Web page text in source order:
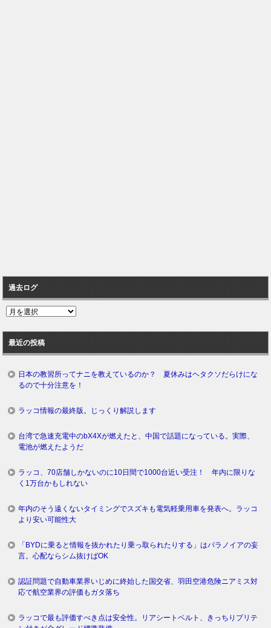
過去ログ
過
ロ
グ
最近の投稿
日本の教習所ってナニを教えているのか？ 夏休みはヘタクソだらけにな
るので十分注意を！
ラッコ情報の最終版。じっくり解説します
台湾で急速充電中のbX4Xが燃えたと、中国で話題になっている。実際、
電池が燃えたようだ
ラッコ、70店舗しかないのに10日間で1000台近い受注！ 年内に限りな
く1万台かもしれない
年内のそう遠くないタイミングでスズキも電気軽乗用車を発表へ。ラッコ
より安い可能性大
「BYDに乗ると情報を抜かれたり乗っ取られたりする」はパラノイアの妄
言。心配ならシム抜けばOK
認証問題で自動車業界いじめに終始した国交省、羽田空港危険ニアミス対
応で航空業界の評価もガタ落ち
ラッコで最も評価すべき点は安全性。リアシートベルト、きっちりプリテ